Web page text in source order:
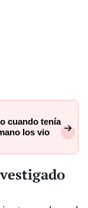
cuando tenía
los vio